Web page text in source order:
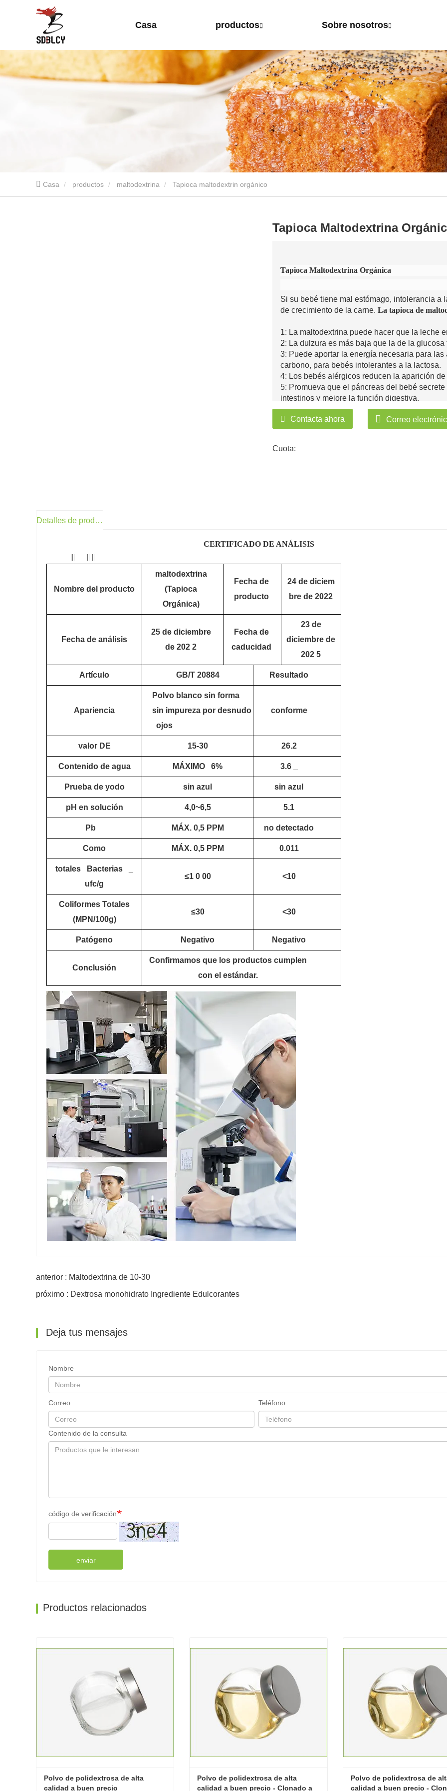
Casa productos Sobre nosotros
Casa productos maltodextrina Tapioca maltodextrin orgánico
Tapioca Maltodextrina
Tapioca Maltodextrina Orgánica
Si su bebé tiene mal estómago, intolerancia a
de crecimiento de la carne. La tapioca de
1: La maltodextrina puede hacer que la leche
2: La dulzura es más baja que la de la
3: Puede aportar la energía necesaria para
carbono, para bebés intolerantes a la lactosa.
4: Los bebés alérgicos reducen la aparición de
5: Promueva que el páncreas del bebé
intestinos y mejore la función digestiva.
6: Realmente puede producir carne. La
energía de todas las leches en polvo de
especialmente para bebés intolerantes a la
Contacta ahora Correo
Cuota:
Detalles de producto
CERTIFICADO DE ANÁLISIS
Nombre del producto
maltodextrina
(Tapioca
Orgánica)
Fecha de
producto
24 de diciem
bre de 2022
Fecha de análisis
25 de diciembre
de 202 2
Fecha de
caducidad
23 de
diciembre de
202 5
Artículo GB/T 20884 Resultado
Apariencia
Polvo blanco sin forma
sin impureza por desnudo
ojos
conforme
valor DE 15-30 26.2
Contenido de agua MÁXIMO 6% 3.6
Prueba de yodo sin azul sin azul
pH en solución 4,0~6,5 5.1
Pb MÁX. 0,5 PPM no detectado
Como MÁX. 0,5 PPM 0.011
totales Bacterias
ufc/g
≤1 0 00 <10
Coliformes Totales
(MPN/100g)
≤30 <30
Patógeno Negativo Negativo
Conclusión
Confirmamos que los productos cumplen
con el estándar.
anterior : Maltodextrina de 10-30
próximo : Dextrosa monohidrato Ingrediente Edulcorantes
Deja tus mensajes
Nombre
Correo Teléfono
Contenido de la consulta
código de verificación
enviar
Productos relacionados
Polvo de polidextrosa de alta
calidad a buen precio
Polvo de polidextrosa de alta
calidad a buen precio - Clonado a
Polvo de polidextrosa de
calidad a buen precio -